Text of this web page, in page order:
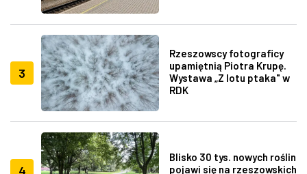
3
Rzeszowscy fotograficy
upamiętnią Piotra Krupę.
Wystawa „Z lotu ptaka" w
RDK
4
Blisko 30 tys. nowych roślin
pojawi się na rzeszowskich